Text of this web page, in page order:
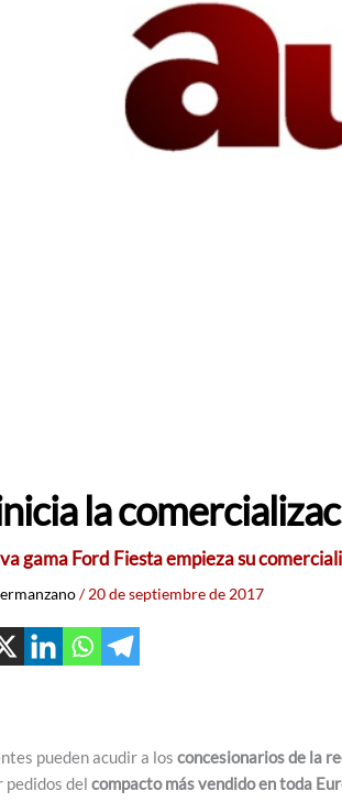
la
gama Ford Fiesta empieza su
/20 de septiembre de 2017
pueden acudir a los concesionarios de la
pedidos del compacto más vendido en toda